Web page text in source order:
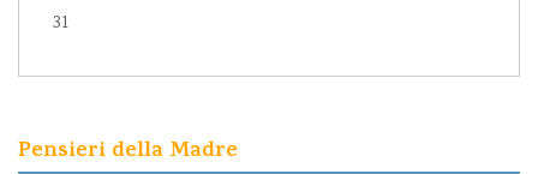
31
Pensieri della Madre